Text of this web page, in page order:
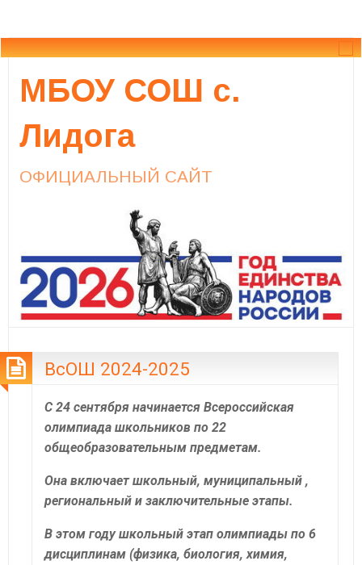
МБОУ СОШ с.
Лидога
ОФИЦИАЛЬНЫЙ САЙТ
ВсОШ 2024-2025
С 24 сентября начинается Всероссийская
олимпиада школьников по 22
общеобразовательным предметам.
Она включает школьный, муниципальный ,
региональный и заключительные этапы.
В этом году школьный этап олимпиады по 6
дисциплинам (физика, биология, химия,